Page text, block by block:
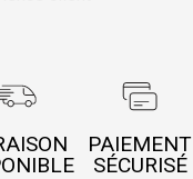
PAIEMENT
SÉCURISÉ